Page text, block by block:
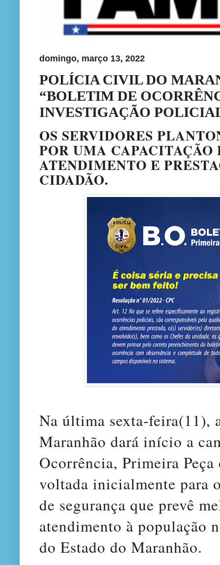
domingo, março 13, 2022
POLÍCIA CIVIL DO
“BOLETIM DE
INVESTIGAÇÃO
OS SERVIDORES
POR UMA
ATENDIMENTO E
CIDADÃO.
Na última sexta-
Maranhão dará início a
Ocorrência, Primeira
voltada inicialmente para
de segurança que prevê
atendimento à população
do Estado do Maranhão.